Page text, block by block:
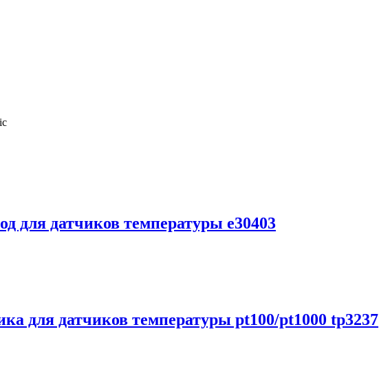
для датчиков температуры e30403
для датчиков температуры pt100/pt1000 tp3237